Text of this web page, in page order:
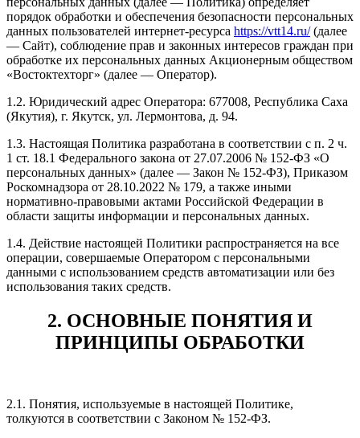
порядок обработки и обеспечения безопасности персональных
данных пользователей интернет-ресурса https://vtt14.ru/(далее
— Сайт), соблюдение прав и законных интересов граждан при
обработке их персональных данных Акционерным обществом
«Востоктехторг» (далее — Оператор).
1.2. Юридический адрес Оператора: 677008, Республика Саха
(Якутия), г. Якутск, ул. Лермонтова, д. 94.
1.3. Настоящая Политика разработана в соответствии с п. 2 ч.
1 ст. 18.1 Федерального закона от 27.07.2006 № 152-ФЗ «О
персональных данных» (далее — Закон № 152-ФЗ), Приказом
Роскомнадзора от 28.10.2022 № 179, а также иными
нормативно-правовыми актами Российской Федерации в
области защиты информации и персональных данных.
1.4. Действие настоящей Политики распространяется на все
операции, совершаемые Оператором с персональными
данными с использованием средств автоматизации или без
использования таких средств.
2. ОСНОВНЫЕ ПОНЯТИЯ И
ПРИНЦИПЫ ОБРАБОТКИ
2.1. Понятия, используемые в настоящей Политике,
толкуются в соответствии с Законом № 152-ФЗ.